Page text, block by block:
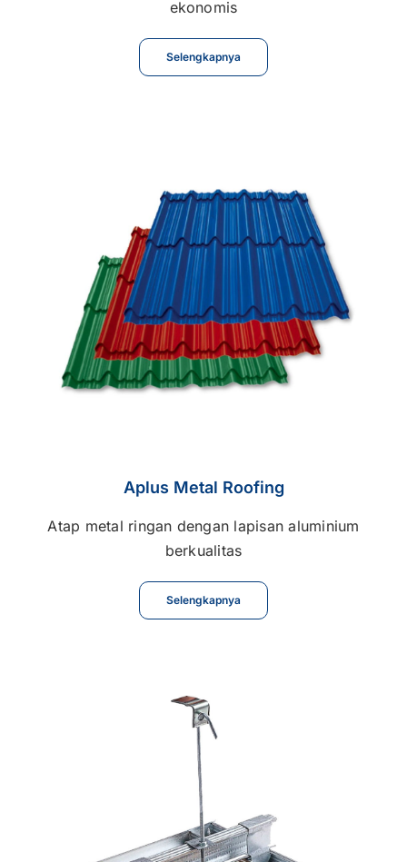
ekonomis
Selengkapnya
Aplus Metal Roofing
Atap metal ringan dengan lapisan aluminium
berkualitas
Selengkapnya